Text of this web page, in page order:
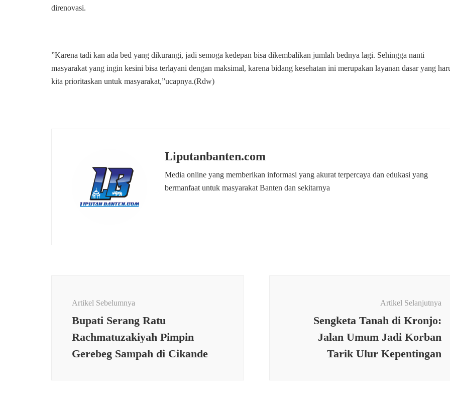
direnovasi.
”Karena tadi kan ada bed yang dikurangi, jadi semoga kedepan bisa dikembalikan jumlah bednya lagi. Sehingga nanti
masyarakat yang ingin kesini bisa terlayani dengan maksimal, karena bidang kesehatan ini merupakan layanan dasar yang
kita prioritaskan untuk masyarakat,”ucapnya.(Rdw)
Liputanbanten.com
Media online yang memberikan informasi yang akurat terpercaya dan edukasi yang
bermanfaat untuk masyarakat Banten dan sekitarnya
Artikel Sebelumnya
Bupati Serang Ratu
Rachmatuzakiyah Pimpin
Gerebeg Sampah di Cikande
Artikel Selanjutnya
Sengketa Tanah di Kronjo:
Jalan Umum Jadi Korban
Tarik Ulur Kepentingan